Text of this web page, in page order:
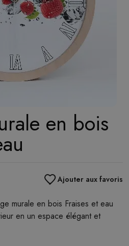
en bois
Ajouter aux favoris
murale en bois Fraises et eau
en un espace élégant et